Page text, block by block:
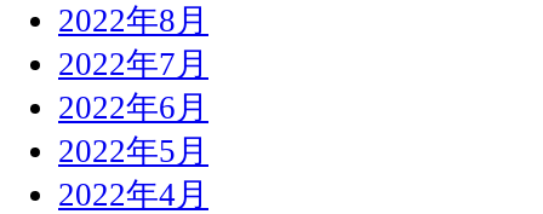
2022年8月
2022年7月
2022年6月
2022年5月
2022年4月